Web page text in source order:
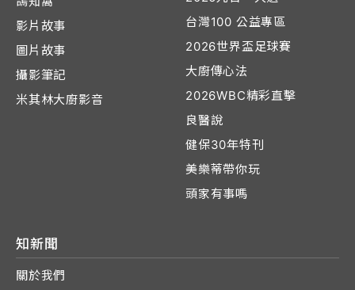
影片故事
圖片故事
攝影筆記
米其林大廚影音
台灣100 公益專區
2026世界盃足球賽
大廚傳心法
2026WBC精彩直擊
良醫說
健保30年特刊
美樂蒂帶你玩
頭家有事嗎
知新聞
關於我們